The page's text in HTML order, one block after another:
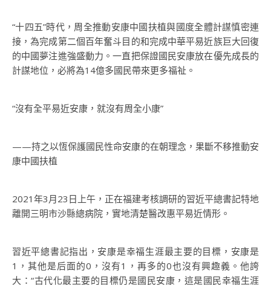
“十四五”時代，周全推動安康中國扶植與國度全體計謀慎密連
接，為完成第二個百年奮斗目的和完成中華平易近族巨大回復
的中國夢注進強盛動力。一直把保證國民安康放在優先成長的
計謀地位，必將為14億多國民帶來更多福祉。
“沒有全平易近安康，就沒有周全小康”
——持之以恆保護國民性命安康的在朝理念，果斷不移推動安
康中國扶植
2021年3月23日上午，正在福建考核調研的習近平總書記特地
離開三明市沙縣總病院，實地清楚醫改惠平易近情形。
習近平總書記指出，安康是幸福生涯最主要的目標，安康是
1，其他是后面的0，沒有1，再多的0也沒有興趣義。他誇
大：“古代化最主要的目標仍是國民安康，這是國民幸福生涯